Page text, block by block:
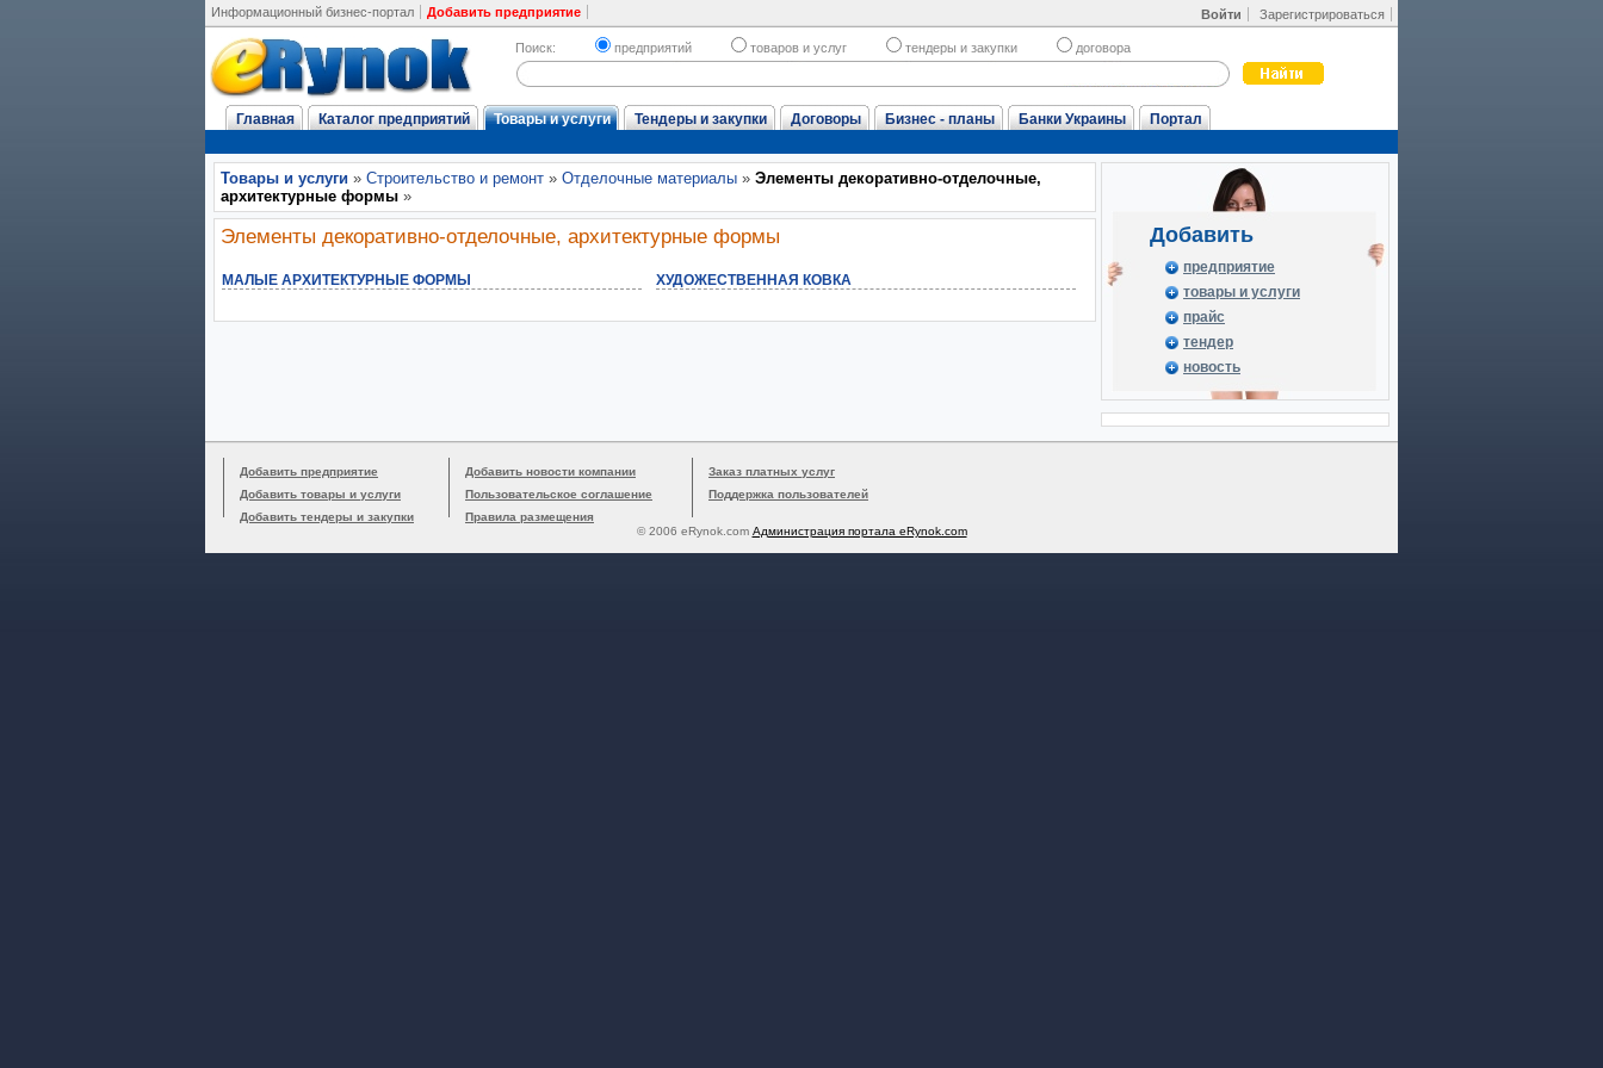
Войти Зарегистрироваться
Информационный бизнес-портал Добавить предприятие
Поиск: предприятий товаров и услуг тендеры и закупки договора
Главная Каталог предприятий Товары и услуги Тендеры и закупки Договоры Бизнес - планы Банки Украины Портал
Товары и услуги » Строительство и ремонт » Отделочные материалы » Элементы декоративно-отделочные,
архитектурные формы »
Элементы декоративно-отделочные, архитектурные формы
МАЛЫЕ АРХИТЕКТУРНЫЕ ФОРМЫ ХУДОЖЕСТВЕННАЯ КОВКА
Добавить
предприятие
товары и услуги
прайс
тендер
новость
Добавить предприятие
Добавить товары и услуги
Добавить тендеры и закупки
Добавить новости компании
Пользовательское соглашение
Правила размещения
Заказ платных услуг
Поддержка пользователей
© 2006 eRynok.com Администрация портала eRynok.com